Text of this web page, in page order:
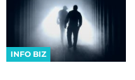
INFO BIZ